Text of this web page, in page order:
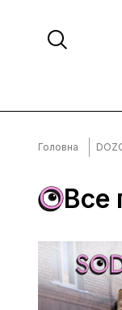
Головна
Все